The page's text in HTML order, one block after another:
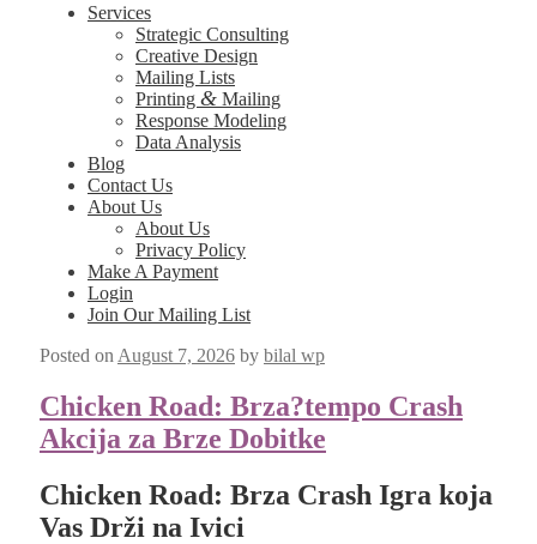
Services
Strategic Consulting
Creative Design
Mailing Lists
Printing & Mailing
Response Modeling
Data Analysis
Blog
Contact Us
About Us
About Us
Privacy Policy
Make A Payment
Login
Join Our Mailing List
Posted on August 7, 2026 by bilal wp
Chicken Road: Brza?tempo Crash
Akcija za Brze Dobitke
Chicken Road: Brza Crash Igra koja
Vas Drži na Ivici